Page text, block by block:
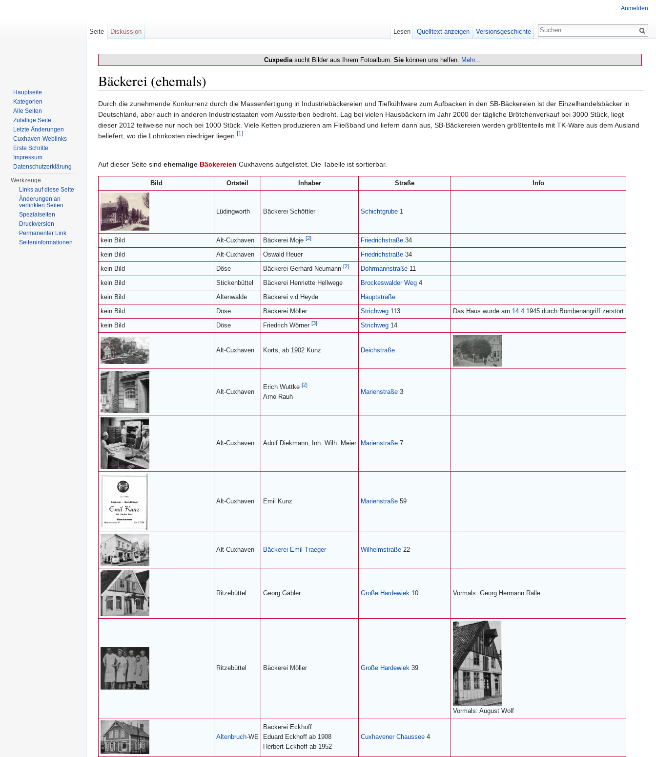
Cuxpediasucht Bilder aus Ihrem Fotoalbum. Sie können uns helfen. Mehr...
Bäckerei (ehemals)
Durch die zunehmende Konkurrenz durch die Massenfertigung in Industriebäckereien und Tiefkühlware zum Aufbacken in den SB-Bäckereien ist der Einzelhandelsbäcker in
Deutschland, aber auch in anderen Industriestaaten vom Aussterben bedroht. Lag bei vielen Hausbäckern im Jahr 2000 der tägliche Brötchenverkauf bei 3000 Stück, liegt
dieser 2012 teilweise nur noch bei 1000 Stück. Viele Ketten produzieren am Fließband und liefern dann aus, SB-Bäckereien werden größtenteils mit TK-Ware aus dem Ausland
beliefert, wo die Lohnkosten niedriger liegen. [1]
Auf dieser Seite sind ehemalige Bäckereien Cuxhavens aufgelistet. Die Tabelle ist sortierbar.
Bild Ortsteil Inhaber Straße Info
Lüdingworth Bäckerei Schöttler Schichtgrube 1
kein Bild Alt-Cuxhaven Bäckerei Moje [2] Friedrichstraße 34
kein Bild Alt-Cuxhaven Oswald Heuer Friedrichstraße 34
kein Bild Döse Bäckerei Gerhard Neumann [2] Dohrmannstraße 11
kein Bild Stickenbüttel Bäckerei Henriette Hellwege Brockeswalder Weg 4
kein Bild Altenwalde Bäckerei v.d.Heyde Hauptstraße
kein Bild Döse Bäckerei Möller Strichweg 113 Das Haus wurde am 14.4 .1945 durch Bombenangriff zerstört
kein Bild Döse Friedrich Wörner [3] Strichweg 14
Alt-Cuxhaven Korts, ab 1902 Kunz Deichstraße
Alt-Cuxhaven
Erich Wuttke [2]
Arno Rauh
Marienstraße 3
Alt-Cuxhaven Adolf Diekmann, Inh. Wilh. Meier Marienstraße 7
Alt-Cuxhaven Emil Kunz Marienstraße 59
Alt-Cuxhaven Bäckerei Emil Traeger Wilhelmstraße 22
Ritzebüttel Georg Gäbler Große Hardewiek 10 Vormals: Georg Hermann Ralle
Ritzebüttel Bäckerei Möller Große Hardewiek 39
Vormals: August Wolf
Altenbruch-WE
Bäckerei Eckhoff
Eduard Eckhoff ab 1908
Herbert Eckhoff ab 1952
Cuxhavener Chaussee 4
Anmelden
Seite Diskussion Lesen Quelltext anzeigen Versionsgeschichte
Hauptseite
Kategorien
Alle Seiten
Zufällige Seite
Letzte Änderungen
Cuxhaven-Weblinks
Erste Schritte
Impressum
Datenschutzerklärung
Werkzeuge
Links auf diese Seite
Änderungen an
verlinkten Seiten
Spezialseiten
Druckversion
Permanenter Link
Seiten­informationen